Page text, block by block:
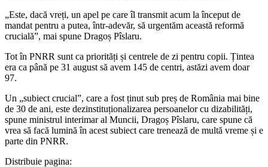
„Este, dacă vreți, un apel pe care îl transmit acum la început de
mandat pentru a putea, într-adevăr, să urgentăm această reformă
crucială”, mai spune Dragoș Pîslaru.
Tot în PNRR sunt ca priorități și centrele de zi pentru copii. Țintea
era ca până pe 31 august să avem 145 de centri, astăzi avem doar
97.
​Un „subiect crucial”, care a fost ținut sub preș de România mai bine
de 30 de ani, este dezinstituționalizarea persoanelor cu dizabilități,
spune ministrul interimar al Muncii, Dragoș Pîslaru, care spune că
vrea să facă lumină în acest subiect care trenează de multă vreme și e
parte din PNRR.
Distribuie pagina: